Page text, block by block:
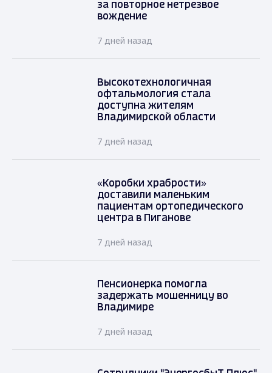
за повторное нетрезвое
вождение
7 дней назад
Высокотехнологичная
офтальмология стала
доступна жителям
Владимирской области
7 дней назад
«Коробки храбрости»
доставили маленьким
пациентам ортопедического
центра в Пиганове
7 дней назад
Пенсионерка помогла
задержать мошенницу во
Владимире
7 дней назад